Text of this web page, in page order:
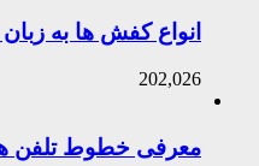
انواع کفش ها به
202,026
معرفی خطوط تلفن